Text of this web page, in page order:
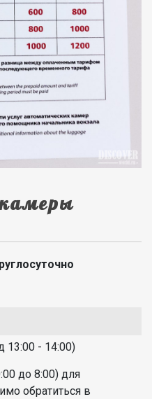
13:00 - 14:00)
до 8:00) для
обратиться в